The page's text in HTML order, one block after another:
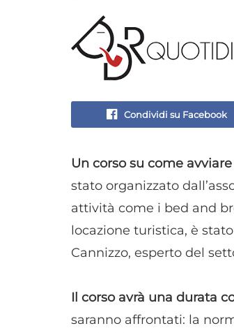
Condividi su Facebook
Un corso su come
stato organizzato
attività come i bed and
locazione turistica, è
Cannizzo, esperto del
Il corso avrà una durata
saranno affrontati: la